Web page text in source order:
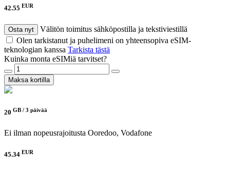
42.55 EUR
Osta nyt
Välitön toimitus sähköpostilla ja tekstiviestillä
Olen tarkistanut ja puhelimeni on yhteensopiva eSIM-
teknologian kanssa Tarkista tästä
Kuinka monta eSIMiä tarvitset?
Maksa kortilla
20 GB / 3 päivää
Ei ilman nopeusrajoitusta Ooredoo, Vodafone
45.34 EUR